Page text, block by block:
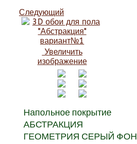
Следующий
Увеличить
изображение
Напольное покрытие
АБСТРАКЦИЯ
ГЕОМЕТРИЯ СЕРЫЙ ФОН